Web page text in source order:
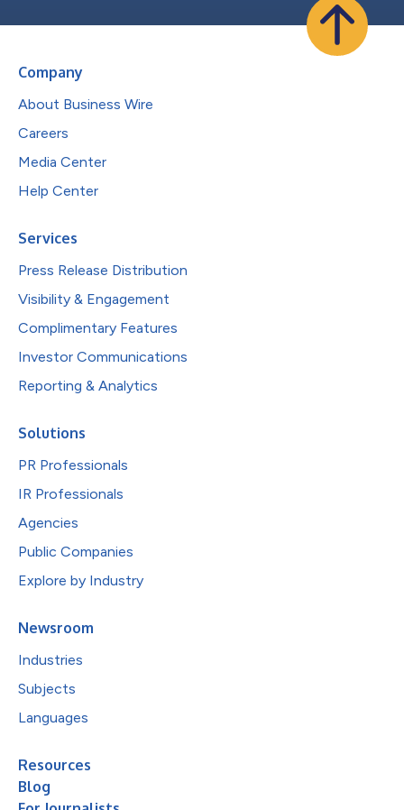
Company
About Business Wire
Careers
Media Center
Help Center
Services
Press Release Distribution
Visibility & Engagement
Complimentary Features
Investor Communications
Reporting & Analytics
Solutions
PR Professionals
IR Professionals
Agencies
Public Companies
Explore by Industry
Newsroom
Industries
Subjects
Languages
Resources
Blog